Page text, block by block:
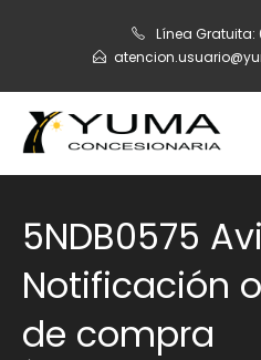
Línea Gratuita:
5NDB0575
Notificación
de compra